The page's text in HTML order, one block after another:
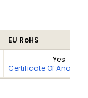
EU RoHS
Yes
Certificate Of